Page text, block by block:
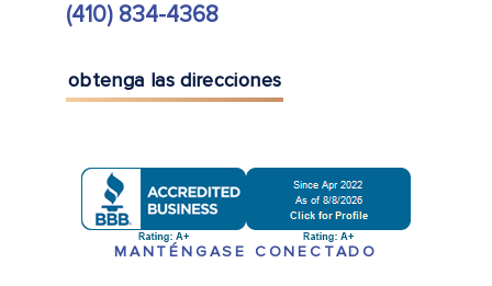
(410) 834-4368
obtenga las direcciones
MANTÉNGASE CONECTADO